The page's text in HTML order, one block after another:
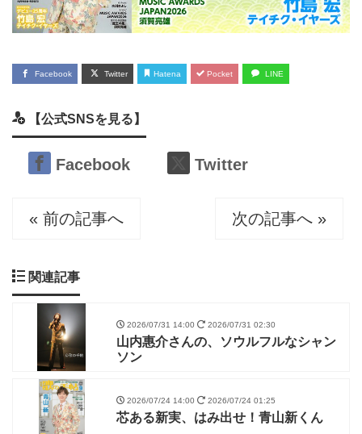
Facebook Twitter Hatena Pocket LINE
【公式SNSを見る】
Facebook Twitter
« 前の記事へ 次の記事へ »
関連記事
2026/07/31 14:00 2026/07/31 02:30
山内惠介さんの、ソウルフルなシャン
ソン
2026/07/24 14:00 2026/07/24 01:25
芯ある新実、はみ出せ！青山新くん